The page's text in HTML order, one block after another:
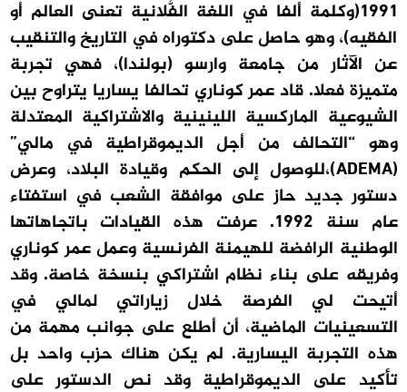
1991(وكلمة ألفا في اللغة الفُلاّنية تعنى العالم أو
الفقيه)، وهو حاصل على دكتوراه في التاريخ والتنقيب
عن الآثار من جامعة وارسو (بولندا)، فهي تجربة
متميزة فعلا. قاد عمر كوناري تحالفا يساريا يتراوح بين
الشيوعية الماركسية اللينينية والاشتراكية المعتدلة
وهو “التحالف من أجل الديموقراطية في مالي”
(ADEMA)،للوصول إلى الحكم وقيادة البلاد، وعرض
دستور جديد حاز على موافقة الشعب في استفتاء
عام سنة 1992. عرفت هذه القيادات باتجاهاتها
الوطنية الرافضة للهيمنة الفرنسية وعمل عمر كوناري
وفريقه على بناء نظام اشتراكي بنسخة خاصة. وقد
أتيحت لي الفرصة خلال زياراتي لمالي في
التسعينيات الماضية، أن أطلع على جوانب مهمة من
هذه التجربة اليسارية. لم يكن هناك حزب واحد بل
تأكيد على الديموقراطية وقد نص الدستور على